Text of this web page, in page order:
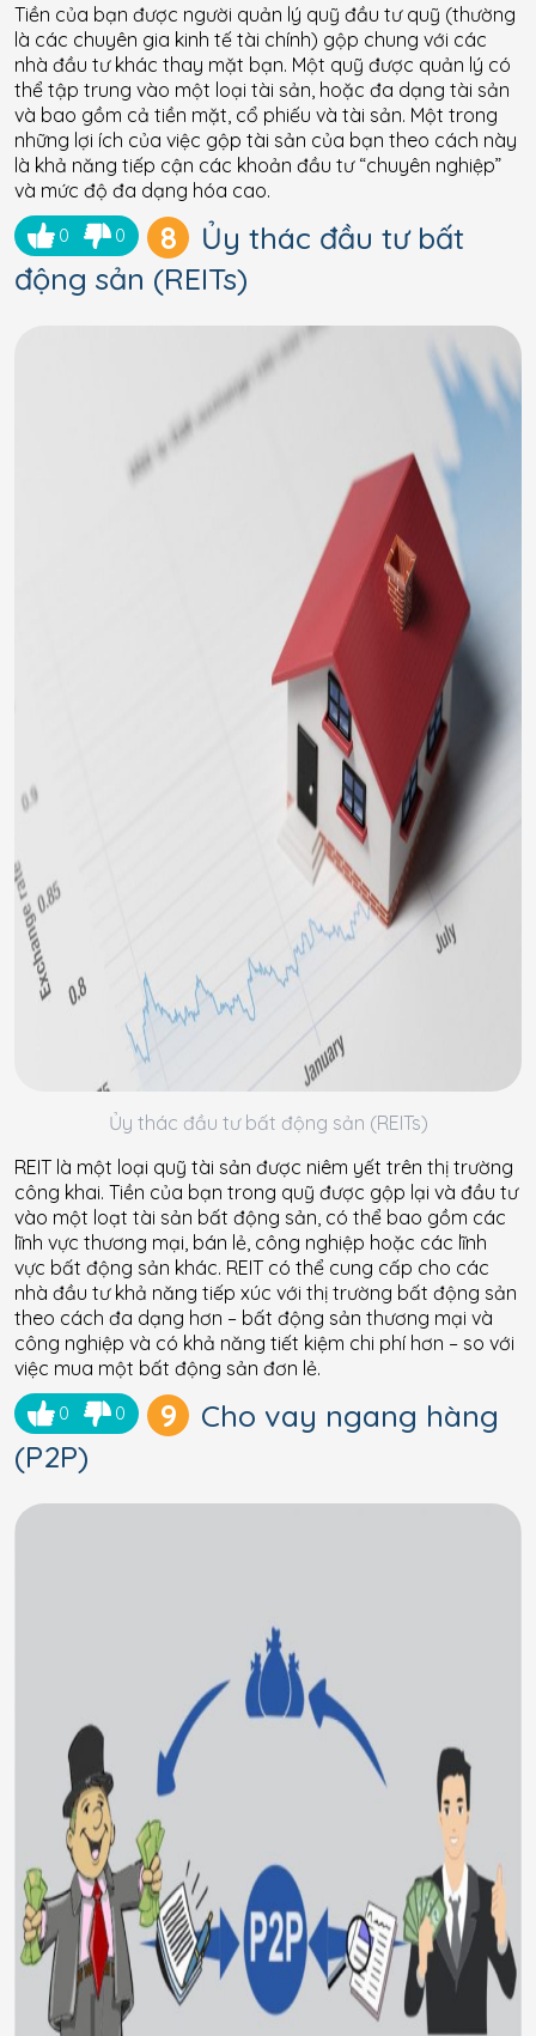
Tiền của bạn được người quản lý quỹ đầu tư quỹ (thường
là các chuyên gia kinh tế tài chính) gộp chung với các
nhà đầu tư khác thay mặt bạn. Một quỹ được quản lý có
thể tập trung vào một loại tài sản, hoặc đa dạng tài sản
và bao gồm cả tiền mặt, cổ phiếu và tài sản. Một trong
những lợi ích của việc gộp tài sản của bạn theo cách này
là khả năng tiếp cận các khoản đầu tư “chuyên nghiệp”
và mức độ đa dạng hóa cao.
0 0 8
Ủy thác đầu tư bất
động sản (REITs)
Ủy thác đầu tư bất động sản (REITs)
REIT là một loại quỹ tài sản được niêm yết trên thị trường
công khai. Tiền của bạn trong quỹ được gộp lại và đầu tư
vào một loạt tài sản bất động sản, có thể bao gồm các
lĩnh vực thương mại, bán lẻ, công nghiệp hoặc các lĩnh
vực bất động sản khác. REIT có thể cung cấp cho các
nhà đầu tư khả năng tiếp xúc với thị trường bất động sản
theo cách đa dạng hơn – bất động sản thương mại và
công nghiệp và có khả năng tiết kiệm chi phí hơn – so với
việc mua một bất động sản đơn lẻ.
0 0 9
Cho vay ngang hàng
(P2P)